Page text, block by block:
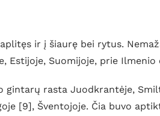
ir į šiaurę bei rytus.
Estijoje, Suomijoje, prie Ilmenio
rasta Juodkrantėje,
[9], Šventojoje. Čia buvo